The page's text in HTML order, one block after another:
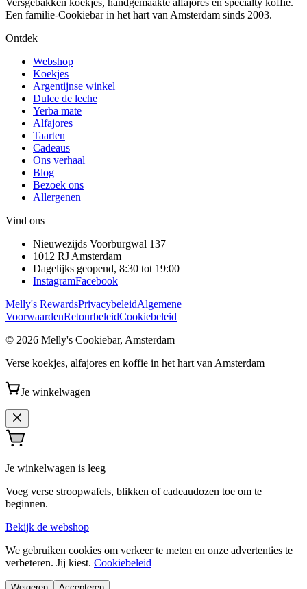
Versgebakken koekjes, handgemaakte alfajores en specialty koffie.
Een familie-Cookiebar in het hart van Amsterdam sinds 2003.
Ontdek
Webshop
Koekjes
Argentijnse winkel
Dulce de leche
Yerba mate
Alfajores
Taarten
Cadeaus
Ons verhaal
Blog
Bezoek ons
Allergenen
Vind ons
Nieuwezijds Voorburgwal 137
1012 RJ Amsterdam
Dagelijks geopend, 8:30 tot 19:00
InstagramFacebook
Melly's RewardsPrivacybeleidAlgemene
VoorwaardenRetourbeleidCookiebeleid
© 2026 Melly's Cookiebar, Amsterdam
Verse koekjes, alfajores en koffie in het hart van Amsterdam
Je winkelwagen
Je winkelwagen is leeg
Voeg verse stroopwafels, blikken of cadeaudozen toe om te
beginnen.
Bekijk de webshop
We gebruiken cookies om verkeer te meten en onze advertenties te
verbeteren. Jij kiest. Cookiebeleid